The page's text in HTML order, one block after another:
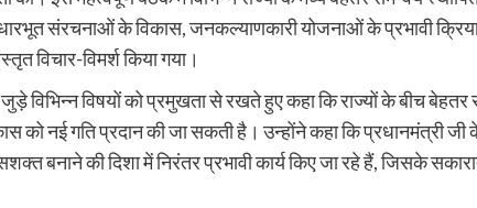
संरचनाओं के विकास, जनकल्याणकारी योजनाओं के प्रभावी
विचार-विमर्श किया गया।
विभिन्न विषयों को प्रमुखता से रखते हुए कहा कि राज्यों के बीच बेहतर
नई गति प्रदान की जा सकती है। उन्होंने कहा कि प्रधानमंत्री जी
बनाने की दिशा में निरंतर प्रभावी कार्य किए जा रहे हैं, जिसके